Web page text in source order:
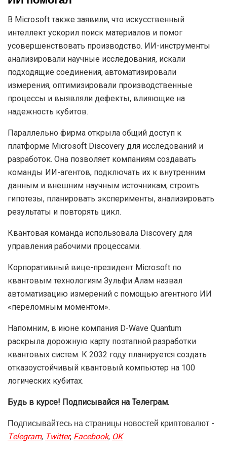
В Microsoft также заявили, что искусственный
интеллект ускорил поиск материалов и помог
усовершенствовать производство. ИИ-инструменты
анализировали научные исследования, искали
подходящие соединения, автоматизировали
измерения, оптимизировали производственные
процессы и выявляли дефекты, влияющие на
надежность кубитов.
Параллельно фирма открыла общий доступ к
платформе Microsoft Discovery для исследований и
разработок. Она позволяет компаниям создавать
команды ИИ-агентов, подключать их к внутренним
данным и внешним научным источникам, строить
гипотезы, планировать эксперименты, анализировать
результаты и повторять цикл.
Квантовая команда использовала Discovery для
управления рабочими процессами.
Корпоративный вице-президент Microsoft по
квантовым технологиям Зульфи Алам назвал
автоматизацию измерений с помощью агентного ИИ
«переломным моментом».
Напомним, в июне компания D-Wave Quantum
раскрыла дорожную карту поэтапной разработки
квантовых систем. К 2032 году планируется создать
отказоустойчивый квантовый компьютер на 100
логических кубитах.
Будь в курсе! Подписывайся на Телеграм.
Подписывайтесь на страницы новостей криптовалют -
Telegram,Twitter,Facebook,OK